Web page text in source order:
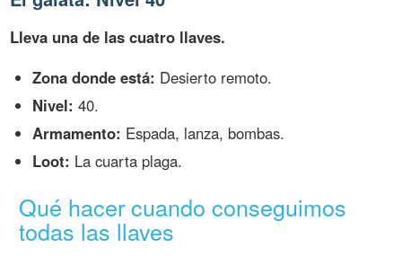
Lleva una de las cuatro llaves.
Zona donde está: Desierto remoto.
Nivel: 40.
Armamento: Espada, lanza, bombas.
Loot: La cuarta plaga.
Qué hacer cuando conseguimos
todas las llaves